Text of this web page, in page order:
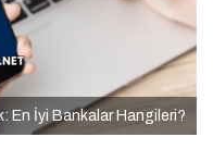
En İyi Bankalar Hangileri?